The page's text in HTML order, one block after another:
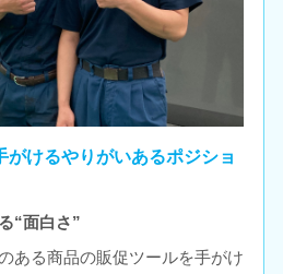
がけるやりがいあるポジショ
“面白さ”
ある商品の販促ツールを手がけ